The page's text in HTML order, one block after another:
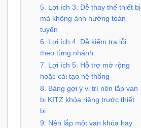
5. Lợi ích 3: Dễ thay thế thiết bị
mà không ảnh hưởng toàn
tuyến
6. Lợi ích 4: Dễ kiểm tra lỗi
theo từng nhánh
7. Lợi ích 5: Hỗ trợ mở rộng
hoặc cải tạo hệ thống
8. Bảng gợi ý vị trí nên lắp van
bi KITZ khóa riêng trước thiết
bị
9. Nên lắp một van khóa hay